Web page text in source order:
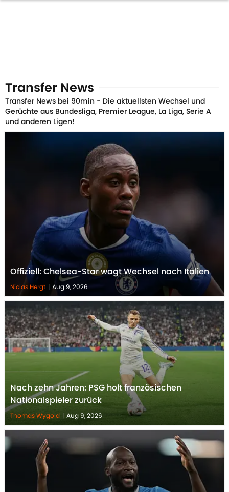
Transfer News
Transfer News bei 90min - Die aktuellsten Wechsel und
Gerüchte aus Bundesliga, Premier League, La Liga, Serie A
und anderen Ligen!
Offiziell: Chelsea-Star wagt Wechsel nach Italien
Niclas Hergt | Aug 9, 2026
Nach zehn Jahren: PSG holt französischen
Nationalspieler zurück
Thomas Wygold | Aug 9, 2026